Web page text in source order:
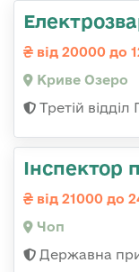
від 20000 до
Криве Озеро
Третій
Інспектор
від 21000 до
Чоп
Державна